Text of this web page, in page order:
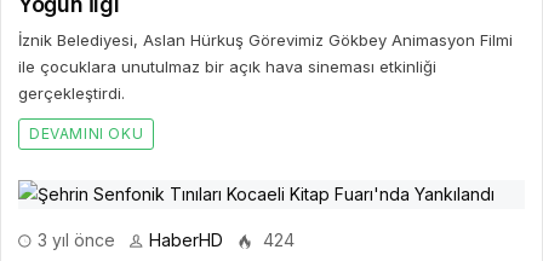
İznik Belediyesi, Aslan Hürkuş Görevimiz Gökbey Animasyon Filmi
ile çocuklara unutulmaz bir açık hava sineması etkinliği
gerçekleştirdi.
DEVAMINI OKU
3 yıl önce HaberHD 424